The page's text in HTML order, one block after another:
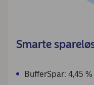
Smarte
BufferSpar: 4,45